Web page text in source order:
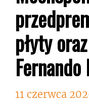
płyty
11 czerwca